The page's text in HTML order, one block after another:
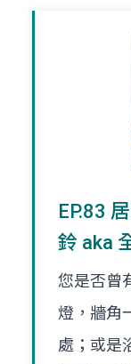
EP.83
鈴 aka
您是否曾
燈，牆角
處；或是